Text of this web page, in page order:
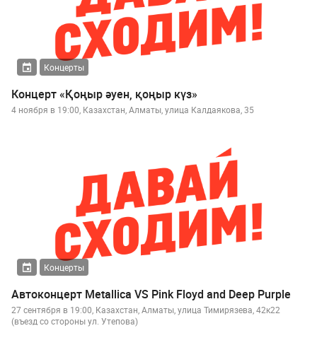
Концерты
Концерт «Қоңыр әуен, қоңыр күз»
4 ноября в 19:00, Казахстан, Алматы, улица Калдаякова, 35
Концерты
Автоконцерт Metallica VS Pink Floyd and Deep Purple
27 сентября в 19:00, Казахстан, Алматы, улица Тимирязева, 42к22
(въезд со стороны ул. Утепова)